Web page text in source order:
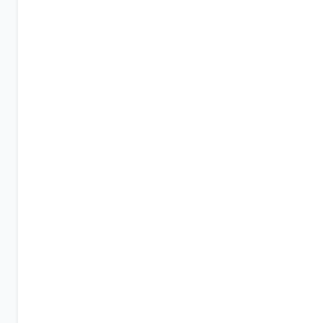
و ایفای نقشی کلیدی در حفظ منابع آبی